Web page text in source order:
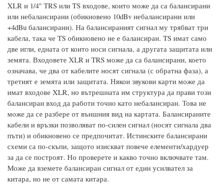
XLR и 1/4" TRS или TS входове, които може да са балансирани
или небалансирани (обикновено 10dBv небалансирани или
+4dBu балансирани). На балансираният сигнал му трябват три
кабела, така че TS обикновено не е балансиран. TS имат само
две игли, едната от които носи сигнала, а другата защитата или
земята. Входовете XLR и TRS може да са балансирани, което
означава, че два от кабелите носят сигнала (с обратна фаза), а
третият е земята или защитата. Някои звукови карти може да
имат входове XLR, но вътрешната им структура да прави този
балансиран вход да работи точно като небалансиран. Това не
може да се разбере от външния вид на картата. Балансираните
кабели и връзки позволяват по-силен сигнал (носят сигнала два
пъти) и обикновено се предпочитат. Истинските балансирани
схеми са по-скъпи, защото изискват повече елементи/хардуер
за да се построят. Но проверете и какво точно включвате там.
Може да вземете балансиран сигнал от един усилвател за
китара, но не от самата китара.